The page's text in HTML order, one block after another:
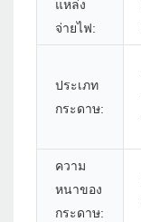
แหล่ง
จ่ายไฟ:
ประเภท
กระดาษ:
ความ
หนาของ
กระดาษ: